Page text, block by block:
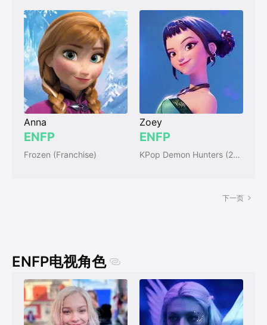
Anna
ENFP
Frozen (Franchise)
Zoey
ENFP
KPop Demon Hunters (2025)
下一页
ENFP电视角色